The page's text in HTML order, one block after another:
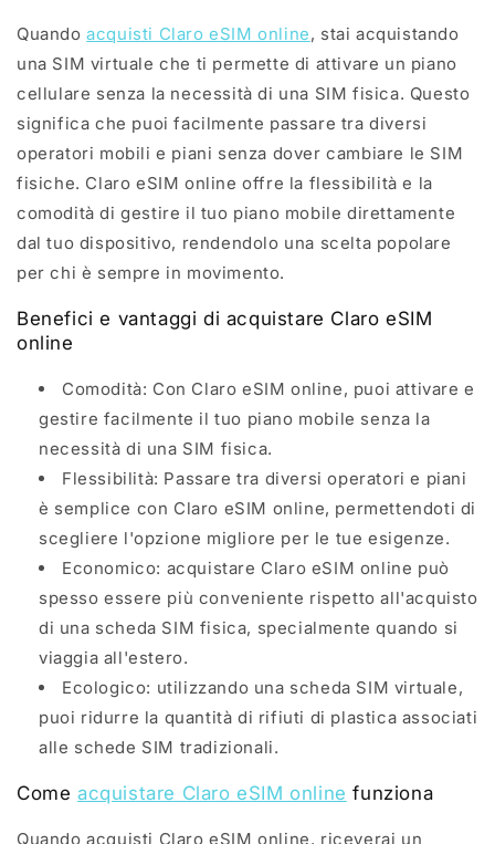
Quandoacquisti Claro eSIM online, stai acquistando
una SIM virtuale che ti permette di attivare un piano
cellulare senza la necessità di una SIM fisica. Questo
significa che puoi facilmente passare tra diversi
operatori mobili e piani senza dover cambiare le SIM
fisiche. Claro eSIM online offre la flessibilità e la
comodità di gestire il tuo piano mobile direttamente
dal tuo dispositivo, rendendolo una scelta popolare
per chi è sempre in movimento.
Benefici e vantaggi di acquistare Claro eSIM
online
Comodità: Con Claro eSIM online, puoi attivare e
gestire facilmente il tuo piano mobile senza la
necessità di una SIM fisica.
Flessibilità: Passare tra diversi operatori e piani
è semplice con Claro eSIM online, permettendoti di
scegliere l'opzione migliore per le tue esigenze.
Economico: acquistare Claro eSIM online può
spesso essere più conveniente rispetto all'acquisto
di una scheda SIM fisica, specialmente quando si
viaggia all'estero.
Ecologico: utilizzando una scheda SIM virtuale,
puoi ridurre la quantità di rifiuti di plastica associati
alle schede SIM tradizionali.
Come acquistare Claro eSIM online funziona
Quando acquisti Claro eSIM online, riceverai un